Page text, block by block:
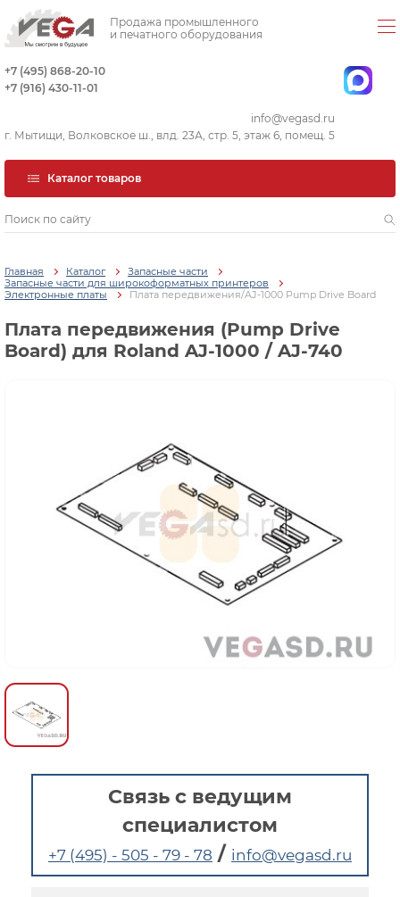
Продажа промышленного
и печатного оборудования
+7 (495) 868-20-10
+7 (916) 430-11-01
info@vegasd.ru
г. Мытищи, Волковское ш., влд. 23А, стр. 5, этаж 6, помещ. 5
Каталог товаров
Главная Каталог
Запасные части
Запасные части для широкоформатных принтеров
Электронные платы
Плата передвижения/AJ-1000 Pump Drive Board
Плата передвижения (Pump Drive
Board) для Roland AJ-1000 / AJ-740
Связь с ведущим
специалистом
+7 (495) - 505 - 79 - 78 / info@vegasd.ru